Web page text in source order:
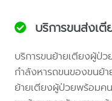
บริการขนส่งเ
บริการขนย้ายเตียงผู้ป่
กำลังหารถขนของขนย้า
ย้ายเตียงผู้ป่วยพร้อมค